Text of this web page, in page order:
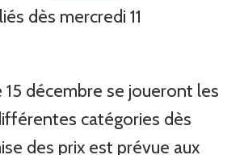
dès mercredi 11
15 décembre se joueront les
catégories dès
des prix est prévue aux